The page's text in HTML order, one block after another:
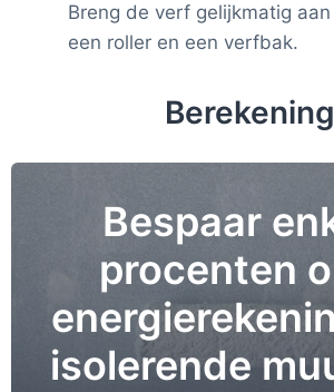
Breng de verf gelijkmatig
een roller en een verfbak.
Berekening
Bespaar
procenten
isolerende